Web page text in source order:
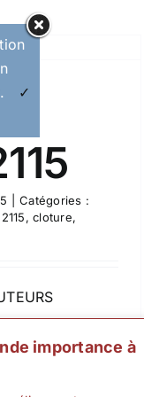
importance à
Catégories :
2115,cloture,
0
Verre 12mm
piscine
✓